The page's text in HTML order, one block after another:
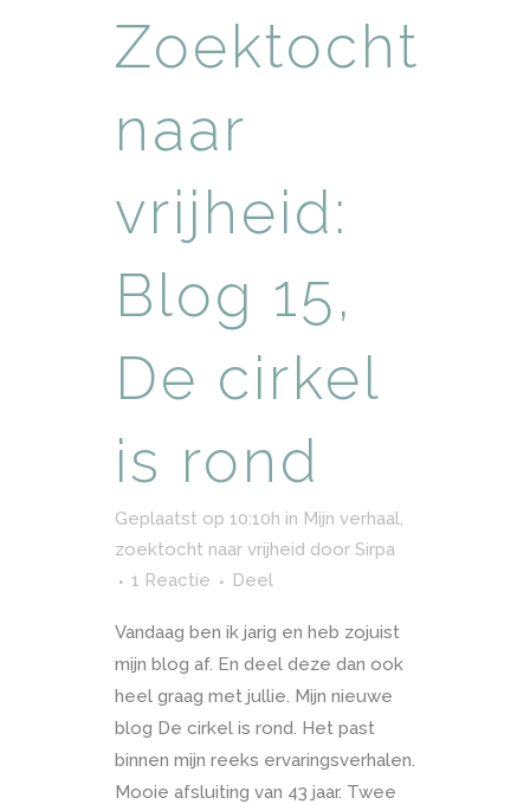
Zoektocht
naar
vrijheid:
Blog 15,
De cirkel
is rond
Geplaatst op 10:10h in Mijn verhaal,
zoektocht naar vrijheid door Sirpa
1 Reactie
Deel
Vandaag ben ik jarig en heb zojuist
mijn blog af. En deel deze dan ook
heel graag met jullie. Mijn nieuwe
blog De cirkel is rond. Het past
binnen mijn reeks ervaringsverhalen.
Mooie afsluiting van 43 jaar. Twee